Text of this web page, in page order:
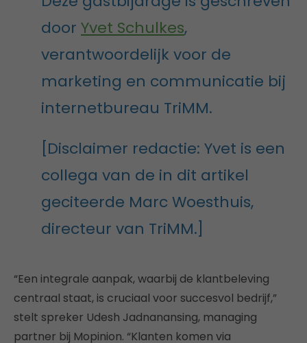
door Yvet Schulkes,
verantwoordelijk voor de
marketing en communicatie bij
internetbureau TriMM.
[Disclaimer redactie: Yvet is een
collega van de in dit artikel
geciteerde Marc Woesthuis,
directeur van TriMM.]
“Een integrale aanpak, waarbij de klantbeleving
centraal staat, is cruciaal voor succesvol bedrijf,”
stelt spreker Udesh Jadnanansing, managing
partner bij Mopinion. “Klanten komen via